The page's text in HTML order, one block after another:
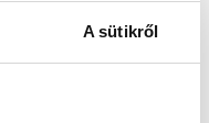
A sütikről